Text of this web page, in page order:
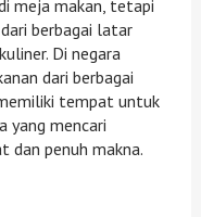
meja makan, tetapi
berbagai latar
Di negara
dari berbagai
tempat untuk
yang mencari
dan penuh makna.